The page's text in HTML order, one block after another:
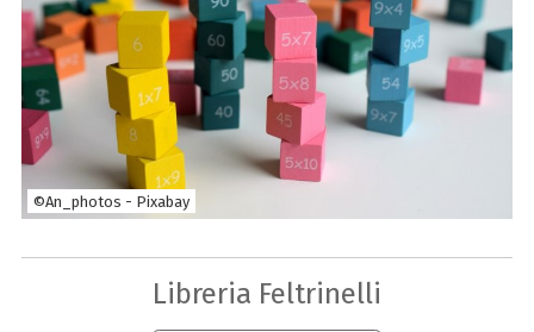
©An_photos - Pixabay
Libreria Feltrinelli